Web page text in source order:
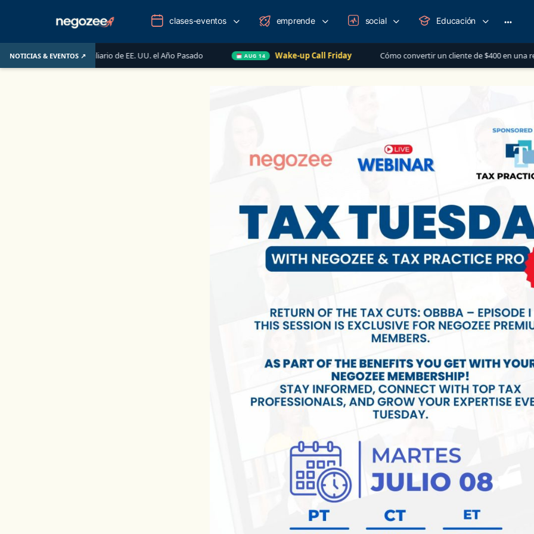
NOTICIAS & EVENTOS ↗
Mercado Inmobiliario de EE. UU. el Año Pasado AUG 14 Wake-up Call Friday Cómo convertir un cliente de $400 en una relación
clases-eventos emprende social Educación